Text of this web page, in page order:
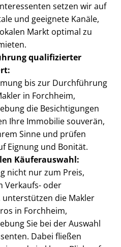
setzen wir auf
und geeignete Kanäle,
Markt optimal zu
qualifizierter
bis zur Durchführung
in Forchheim,
die Besichtigungen
Ihre Immobilie souverän,
Sinne und prüfen
Eignung und Bonität.
Käuferauswahl:
nicht nur zum Preis,
Verkaufs- oder
die Makler
in Forchheim,
Sie bei der Auswahl
Dabei fließen